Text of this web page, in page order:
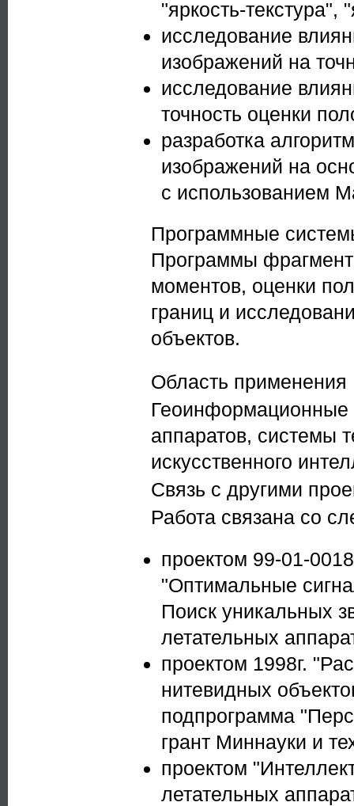
"яркость-текстура",
исследование
изображений на
исследование
точность оценки
разработка
изображений на
с использованием
Программные
Программы
моментов, оценки
границ и
объектов.
Область применения
Геоинформационные
аппаратов, системы
искусственного
Связь с другими
Работа связана со
проектом 99-01-
"Оптимальные
Поиск уникальных
летательных
проектом 1998г.
нитевидных
подпрограмма
грант Миннауки и
проектом
летательных